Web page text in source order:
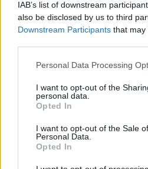
IAB’s list of downstream
also be disclosed by us to third
Downstream Participants that may
Please note that this website/app
not limited to your visit or usage
grant or deny consent to Google
use your data for below specified
consent section.
Personal Data Processing
I want to opt-out of the
personal data.
Opted In
I want to opt-out of the Sale
Personal Data.
Opted In
nueva ciudad en la Isla
La nueva capital de Indonesia se
VIAJES